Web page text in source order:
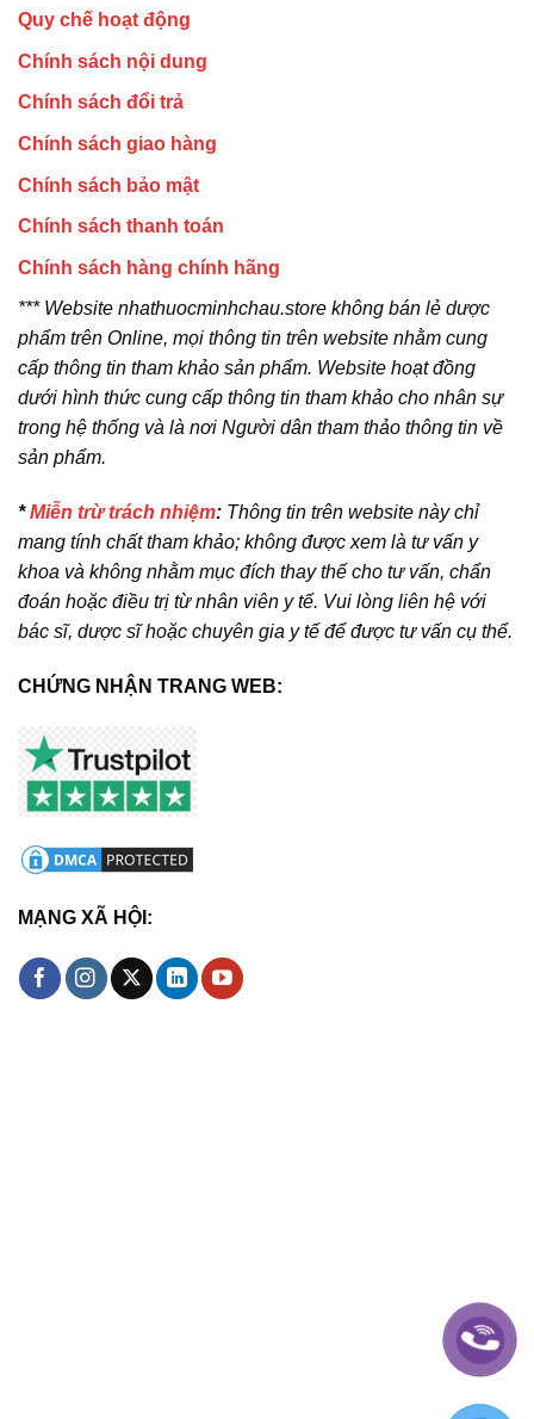
Quy chế hoạt động
Chính sách nội dung
Chính sách đổi trả
Chính sách giao hàng
Chính sách bảo mật
Chính sách thanh toán
Chính sách hàng chính hãng
*** Website nhathuocminhchau.store không bán lẻ dược
phẩm trên Online, mọi thông tin trên website nhằm cung
cấp thông tin tham khảo sản phẩm. Website hoạt đồng
dưới hình thức cung cấp thông tin tham khảo cho nhân sự
trong hệ thống và là nơi Người dân tham thảo thông tin về
sản phẩm.
*Miễn trừ trách nhiệm: Thông tin trên website này chỉ
mang tính chất tham khảo; không được xem là tư vấn y
khoa và không nhằm mục đích thay thế cho tư vấn, chẩn
đoán hoặc điều trị từ nhân viên y tế. Vui lòng liên hệ với
bác sĩ, dược sĩ hoặc chuyên gia y tế để được tư vấn cụ thể.
CHỨNG NHẬN TRANG WEB:
MẠNG XÃ HỘI: